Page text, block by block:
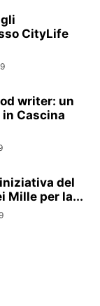
CityLife
writer: un
Cascina
del
Mille per la...